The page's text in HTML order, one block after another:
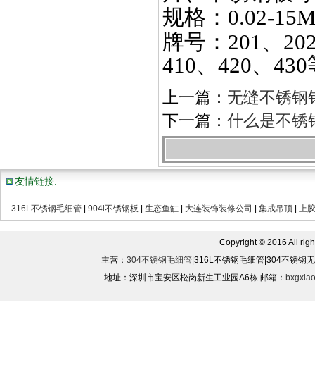
规格： 0.02-
牌号： 201、
410、420、430
上一篇： 无缝不锈
下一篇： 什么是不
友情链接:
316L不锈钢毛细管| 904l不锈钢板 生态鱼缸| 大连装饰装修公司 集成吊顶| 上
Copyright © 2016 All
主营： 304不锈钢毛细管|316L不锈钢毛细管|304不锈钢
地址：深圳市宝安区松岗新生工业园A6栋 邮箱：